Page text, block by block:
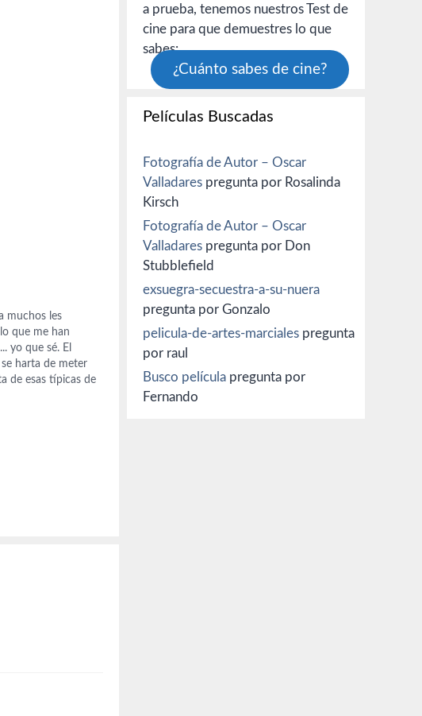
muchos les
que me han
yo que sé. El
harta de meter
de esas típicas de
salen, hasta…
a prueba, tenemos nuestros Test de
cine para que demuestres lo que
sabes:
¿Cuánto sabes de cine?
Películas Buscadas
Fotografía de Autor – Oscar
Valladares pregunta por Rosalinda
Kirsch
Fotografía de Autor – Oscar
Valladares pregunta por Don
Stubblefield
exsuegra-secuestra-a-su-nuera
pregunta por Gonzalo
pelicula-de-artes-marciales pregunta
por raul
Busco película pregunta por
Fernando